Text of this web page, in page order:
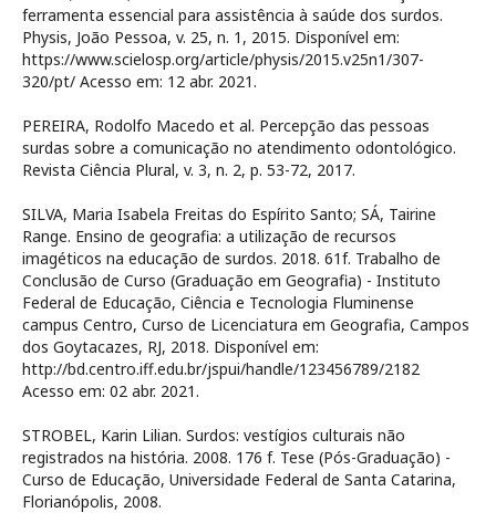
ferramenta essencial para assistência à saúde dos surdos.
Physis, João Pessoa, v. 25, n. 1, 2015. Disponível em:
https://www.scielosp.org/article/physis/2015.v25n1/307-
320/pt/ Acesso em: 12 abr. 2021.
PEREIRA, Rodolfo Macedo et al. Percepção das pessoas
surdas sobre a comunicação no atendimento odontológico.
Revista Ciência Plural, v. 3, n. 2, p. 53-72, 2017.
SILVA, Maria Isabela Freitas do Espírito Santo; SÁ, Tairine
Range. Ensino de geografia: a utilização de recursos
imagéticos na educação de surdos. 2018. 61f. Trabalho de
Conclusão de Curso (Graduação em Geografia) - Instituto
Federal de Educação, Ciência e Tecnologia Fluminense
campus Centro, Curso de Licenciatura em Geografia, Campos
dos Goytacazes, RJ, 2018. Disponível em:
http://bd.centro.iff.edu.br/jspui/handle/123456789/2182
Acesso em: 02 abr. 2021.
STROBEL, Karin Lilian. Surdos: vestígios culturais não
registrados na história. 2008. 176 f. Tese (Pós-Graduação) -
Curso de Educação, Universidade Federal de Santa Catarina,
Florianópolis, 2008.